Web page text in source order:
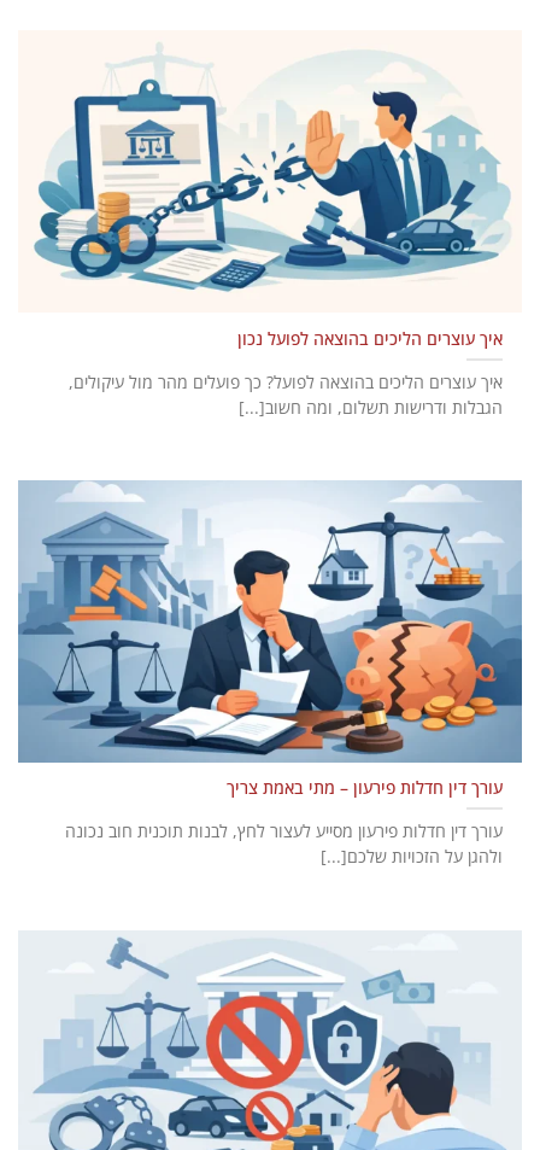
איך עוצרים הליכים בהוצאה לפועל נכון
איך עוצרים הליכים בהוצאה לפועל? כך פועלים מהר מול עיקולים,
הגבלות ודרישות תשלום, ומה חשוב[...]
עורך דין חדלות פירעון – מתי באמת צריך
עורך דין חדלות פירעון מסייע לעצור לחץ, לבנות תוכנית חוב נכונה
ולהגן על הזכויות שלכם[...]